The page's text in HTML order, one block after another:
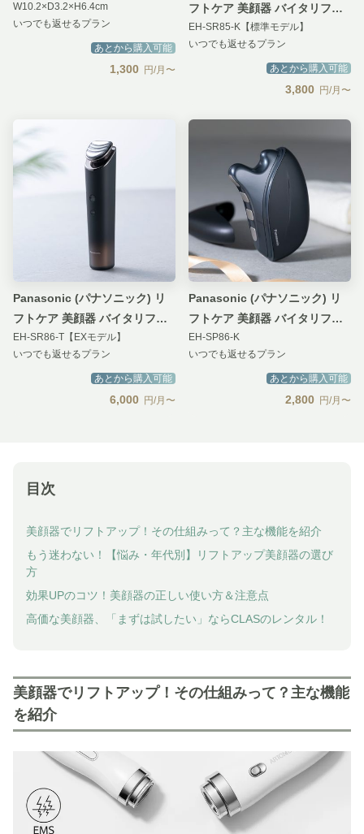
W10.2×D3.2×H6.4cm
いつでも返せるプラン
あとから購入可能
1,300 円/月〜
フトケア 美顔器 バイタリフト
RF
EH-SR85-K【標準モデル】
いつでも返せるプラン
あとから購入可能
3,800 円/月〜
Panasonic (パナソニック) リ
フトケア 美顔器 バイタリフト
RF
EH-SR86-T【EXモデル】
いつでも返せるプラン
あとから購入可能
6,000 円/月〜
Panasonic (パナソニック) リ
フトケア 美顔器 バイタリフト
かっさ
EH-SP86-K
いつでも返せるプラン
あとから購入可能
2,800 円/月〜
目次
美顔器でリフトアップ！その仕組みって？主な機能を紹介
もう迷わない！【悩み・年代別】リフトアップ美顔器の選び
方
効果UPのコツ！美顔器の正しい使い方＆注意点
高価な美顔器、「まずは試したい」ならCLASのレンタル！
美顔器でリフトアップ！その仕組みって？主な機能
を紹介